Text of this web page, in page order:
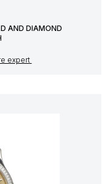
AND DIAMOND
expert